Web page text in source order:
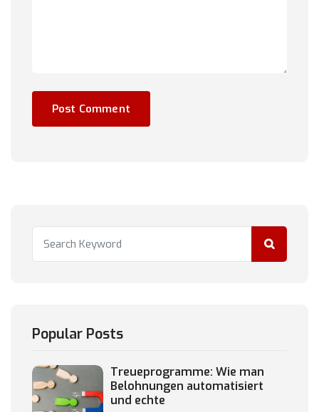
Popular Posts
Treueprogramme: Wie man
Belohnungen automatisiert
und echte